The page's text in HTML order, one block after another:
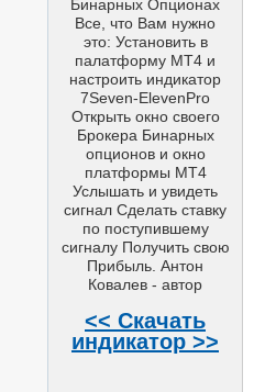
Бинарных Опционах
Все, что Вам нужно
это: Установить в
палатформу МТ4 и
настроить индикатор
7Seven-ElevenPro
Открыть окно своего
Брокера Бинарных
опционов и окно
платформы МТ4
Услышать и увидеть
сигнал Сделать ставку
по поступившему
сигналу Получить свою
Прибыль. Антон
Ковалев - автор
<< Скачать
индикатор >>